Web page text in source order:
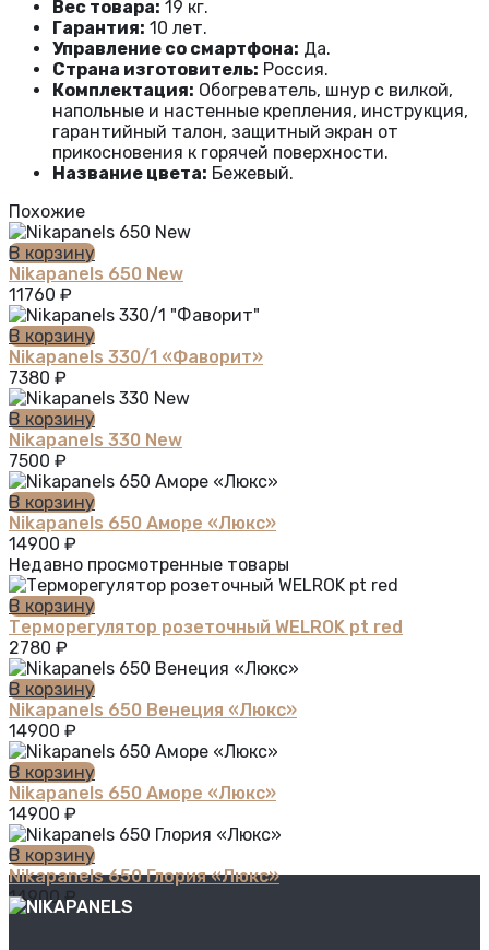
Вес товара: 19 кг.
Гарантия: 10 лет.
Управление со смартфона: Да.
Страна изготовитель: Россия.
Комплектация: Обогреватель, шнур с вилкой,
напольные и настенные крепления, инструкция,
гарантийный талон, защитный экран от
прикосновения к горячей поверхности.
Название цвета: Бежевый.
Похожие
В корзину
Nikapanels 650 New
11760 ₽
В корзину
Nikapanels 330/1 «Фаворит»
7380 ₽
В корзину
Nikapanels 330 New
7500 ₽
В корзину
Nikapanels 650 Аморе «Люкс»
14900 ₽
Недавно просмотренные товары
В корзину
Терморегулятор розеточный WELROK pt red
2780 ₽
В корзину
Nikapanels 650 Венеция «Люкс»
14900 ₽
В корзину
Nikapanels 650 Аморе «Люкс»
14900 ₽
В корзину
Nikapanels 650 Глория «Люкс»
14900 ₽